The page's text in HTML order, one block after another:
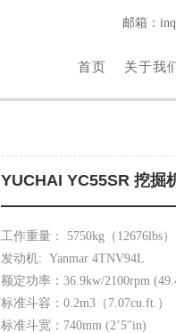
邮箱：
首页 关于我
YUCHAI YC55SR 挖掘
工作重量： 5750kg（12676lbs）
发动机: Yanmar 4TNV94L
额定功率：36.9kw/2100rpm
标准斗容：0.2m3（7.07cu.ft.）
标准斗宽：740mm (2’5''in)